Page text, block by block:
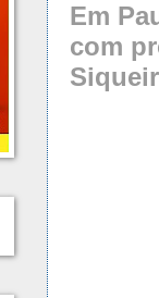
Em
com